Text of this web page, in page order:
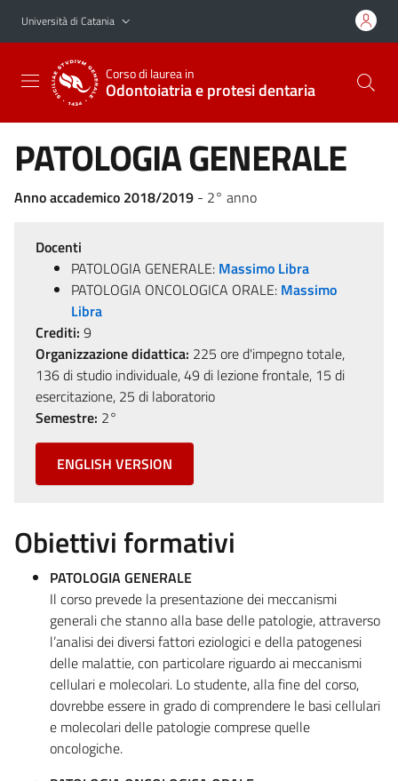
Vai al contenuto principale
Vai al menu di navigazione
Università di Catania
Corso di laurea in
Odontoiatria e protesi dentaria
PATOLOGIA GENERALE
Anno accademico 2018/2019 - 2° anno
Docenti
PATOLOGIA GENERALE: Massimo Libra
PATOLOGIA ONCOLOGICA ORALE: Massimo
Libra
Crediti: 9
Organizzazione didattica: 225 ore d'impegno totale,
136 di studio individuale, 49 di lezione frontale, 15 di
esercitazione, 25 di laboratorio
Semestre: 2°
ENGLISH VERSION
Obiettivi formativi
PATOLOGIA GENERALE
Il corso prevede la presentazione dei meccanismi
generali che stanno alla base delle patologie, attraverso
l’analisi dei diversi fattori eziologici e della patogenesi
delle malattie, con particolare riguardo ai meccanismi
cellulari e molecolari. Lo studente, alla fine del corso,
dovrebbe essere in grado di comprendere le basi cellulari
e molecolari delle patologie comprese quelle
oncologiche.